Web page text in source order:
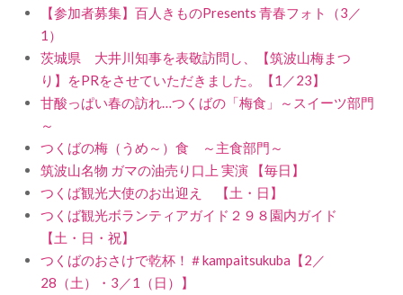
【参加者募集】百人きものPresents 青春フォト（3／
1）
茨城県 大井川知事を表敬訪問し、【筑波山梅まつ
り】をPRをさせていただきました。【1／23】
甘酸っぱい春の訪れ…つくばの「梅食」～スイーツ部門
～
つくばの梅（うめ～）食 ～主食部門～
筑波山名物 ガマの油売り口上 実演 【毎日】
つくば観光大使のお出迎え 【土・日】
つくば観光ボランティアガイド２９８園内ガイド
【土・日・祝】
つくばのおさけで乾杯！＃kampaitsukuba【2／
28（土）・3／1（日）】